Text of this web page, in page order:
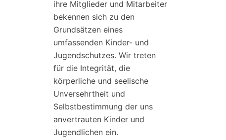
ihre Mitglieder und Mitarbeiter
bekennen sich zu den
Grundsätzen eines
umfassenden Kinder- und
Jugendschutzes. Wir treten
für die Integrität, die
körperliche und seelische
Unversehrtheit und
Selbstbestimmung der uns
anvertrauten Kinder und
Jugendlichen ein.